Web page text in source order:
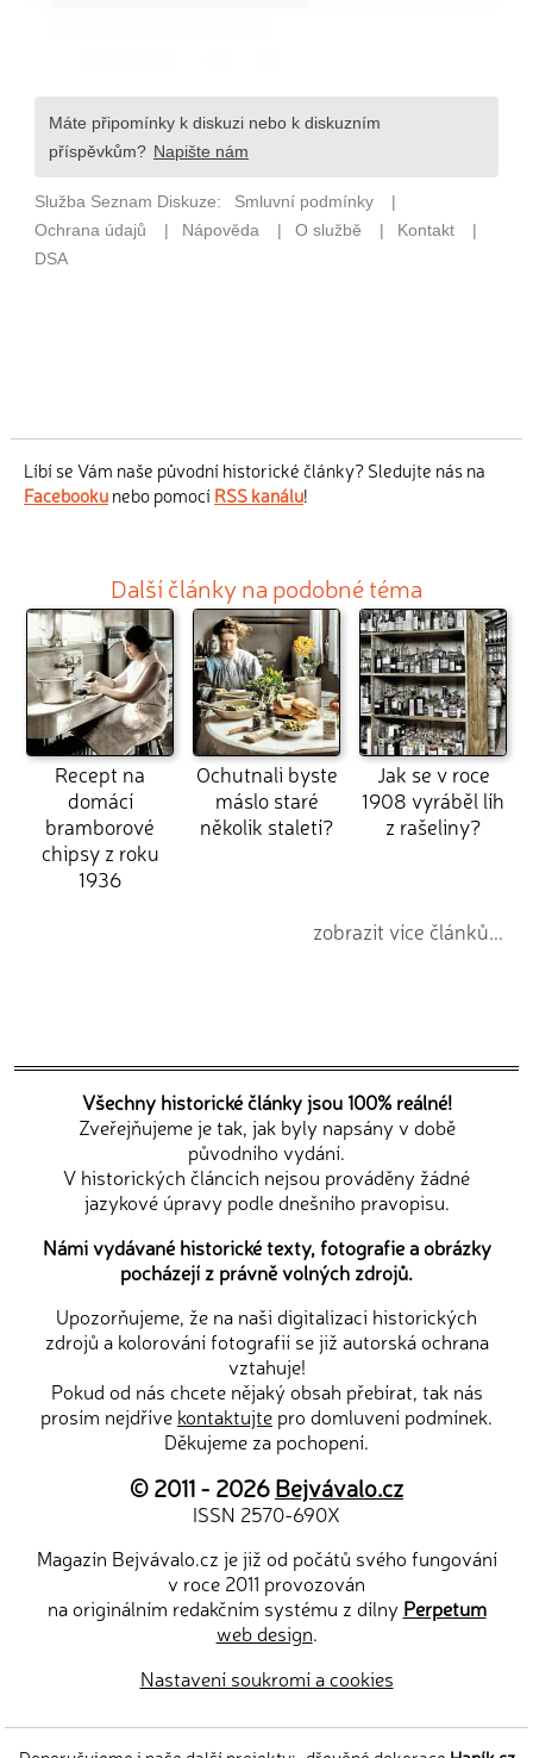
Líbí se Vám naše původní historické články? Sledujte nás na
Facebookunebo pomocí RSS kanálu!
Další články na podobné téma
Recept na
domácí
bramborové
chipsy z roku
1936
Ochutnali byste
máslo staré
několik staletí?
Jak se v roce
1908 vyráběl líh
z rašeliny?
zobrazit více článků...
Všechny historické články jsou 100% reálné!
Zveřejňujeme je tak, jak byly napsány v době
původního vydání.
V historických článcích nejsou prováděny žádné
jazykové úpravy podle dnešního pravopisu.
Námi vydávané historické texty, fotografie a obrázky
pocházejí z právně volných zdrojů.
Upozorňujeme, že na naši digitalizaci historických
zdrojů a kolorování fotografií se již autorská ochrana
vztahuje!
Pokud od nás chcete nějaký obsah přebírat, tak nás
prosím nejdříve kontaktujte pro domluvení podmínek.
Děkujeme za pochopení.
© 2011 - 2026Bejvávalo.cz
ISSN 2570-690X
Magazín Bejvávalo.cz je již od počátů svého fungování
v roce 2011 provozován
na originálním redakčním systému z dílny Perpetum
web design.
Nastavení soukromí a cookies